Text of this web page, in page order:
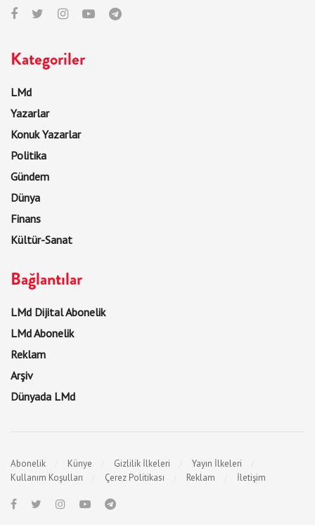
Kategoriler
LMd
Yazarlar
Konuk Yazarlar
Politika
Gündem
Dünya
Finans
Kültür-Sanat
Bağlantılar
LMd Dijital Abonelik
LMd Abonelik
Reklam
Arşiv
Dünyada LMd
Abonelik Künye Gizlilik İlkeleri
Yayın İlkeleri
Kullanım Koşulları
Çerez Politikası Reklam İletişim